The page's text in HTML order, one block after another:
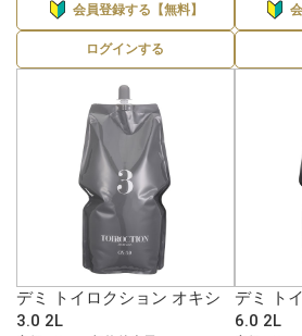
会員登録する【無料】
ログインする
デミ トイロクション オキシ
3.0 2L
デミ ト
6.0 2L